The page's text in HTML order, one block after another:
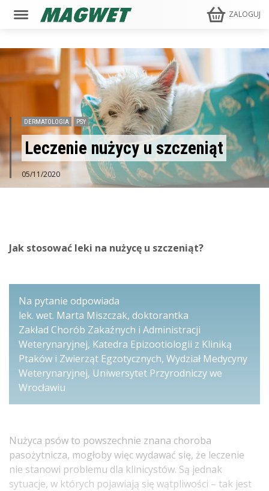
ZALOGUJ
DERMATOLOGIA PSY
Leczenie nużycy u szczeniąt
05/11/2020
Jak stosować leki na nużycę u szczeniąt?
Na pytanie odpowiada
lek. wet. Marta Miszczak, doktorantka
Zakład Chorób Zakaźnych i Administracji
Weterynaryjnej, Katedra Epizootiologii z Kliniką
Ptaków i Zwierząt Egzotycznych, Wydział Medycyny
Weterynaryjnej, Uniwersytet Przyrodniczy we
Wrocławiu
Nużyca psów to powszechnie znana choroba
pasożytnicza, mogłoby więc wydawać się, że leczenie
nie stanowi problemu dla klinicystów. Są jednak
sytuacje, w których pojawiają się wątpliwości – tak jest